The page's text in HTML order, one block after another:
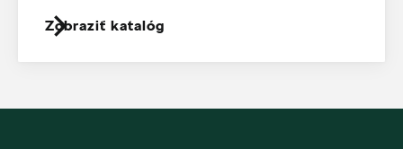
Zobraziť katalóg